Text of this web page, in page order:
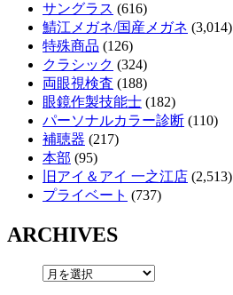
サングラス (616)
鯖江メガネ/国産メガネ (3,014)
特殊商品 (126)
クラシック (324)
両眼視検査 (188)
眼鏡作製技能士 (182)
パーソナルカラー診断 (110)
補聴器 (217)
本部 (95)
旧アイ＆アイ 一之江店 (2,513)
プライベート (737)
ARCHIVES